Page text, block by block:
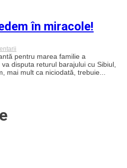
o
Idee,
mod
de
viață
în miracole!
Să
învățăm
să
credem
pentru marea familie a
disputa returul barajului cu Sibiul,
mai mult ca niciodată, trebuie...